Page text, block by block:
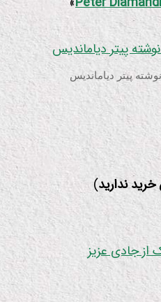
پیتر دیاماندیس
خرید ندارید)
از جادی عزیز